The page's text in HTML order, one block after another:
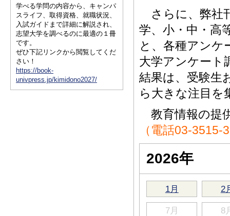
学べる学問の内容から、キャンパ
スライフ、取得資格、就職状況、
入試ガイドまで詳細に解説され、
志望大学を調べるのに最適の１冊
です。
ぜひ下記リンクから閲覧してくだ
さい！
https://book-
univpress.jp/kimidono2027/
さらに、弊社
学、小・中・高
と、各種アンケ
大学アンケート
結果は、受験生
ら大きな注目を
教育情報の提
（電話03-3515-
2026年
1月 2
7月 8